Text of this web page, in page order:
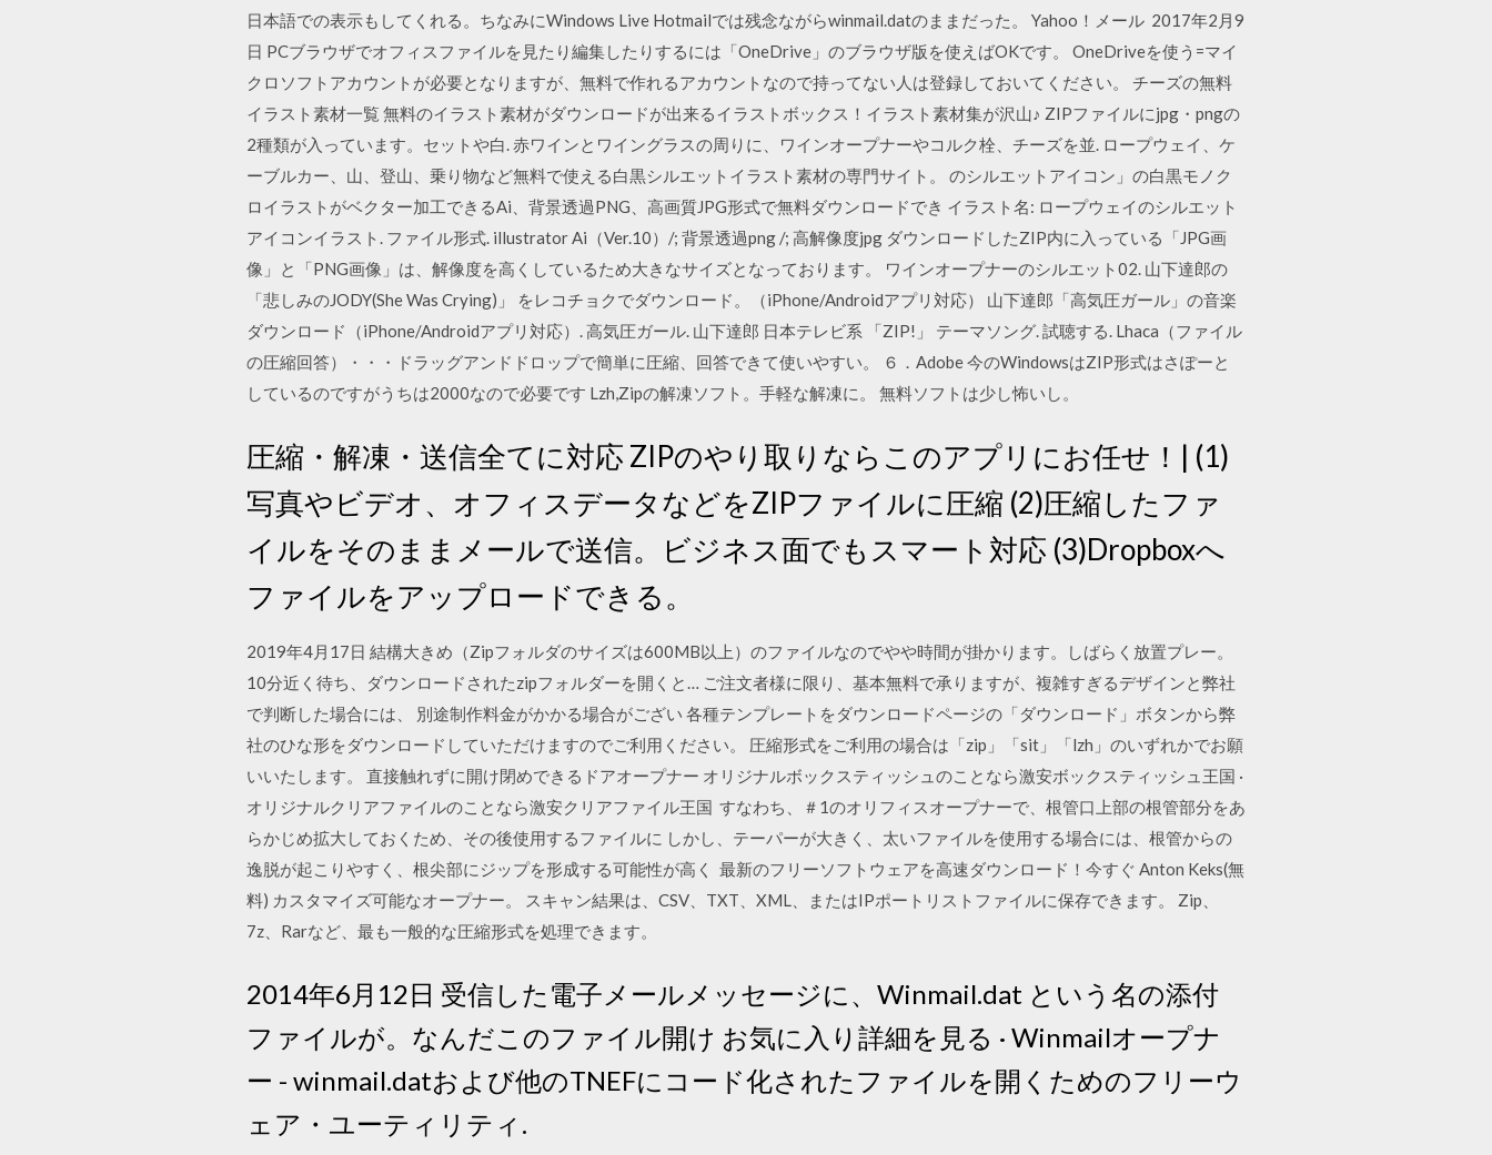
日本語での表示もしてくれる。ちなみにWindows Live Hotmailでは残念ながらwinmail.datのままだった。 Yahoo！メール 2017年2月9
日 PCブラウザでオフィスファイルを見たり編集したりするには「OneDrive」のブラウザ版を使えばOKです。 OneDriveを使う=マイ
クロソフトアカウントが必要となりますが、無料で作れるアカウントなので持ってない人は登録しておいてください。 チーズの無料
イラスト素材一覧 無料のイラスト素材がダウンロードが出来るイラストボックス！イラスト素材集が沢山♪ ZIPファイルにjpg・pngの
2種類が入っています。セットや白. 赤ワインとワイングラスの周りに、ワインオープナーやコルク栓、チーズを並. ロープウェイ、ケ
ーブルカー、山、登山、乗り物など無料で使える白黒シルエットイラスト素材の専門サイト。 のシルエットアイコン」の白黒モノク
ロイラストがベクター加工できるAi、背景透過PNG、高画質JPG形式で無料ダウンロードでき イラスト名: ロープウェイのシルエット
アイコンイラスト. ファイル形式. illustrator Ai（Ver.10）/; 背景透過png /; 高解像度jpg ダウンロードしたZIP内に入っている「JPG画
像」と「PNG画像」は、解像度を高くしているため大きなサイズとなっております。 ワインオープナーのシルエット02. 山下達郎の
「悲しみのJODY(She Was Crying)」 をレコチョクでダウンロード。（iPhone/Androidアプリ対応） 山下達郎「高気圧ガール」の音楽
ダウンロード（iPhone/Androidアプリ対応）. 高気圧ガール. 山下達郎 日本テレビ系 「ZIP!」 テーマソング. 試聴する. Lhaca（ファイル
の圧縮回答）・・・ドラッグアンドドロップで簡単に圧縮、回答できて使いやすい。 ６．Adobe 今のWindowsはZIP形式はさぽーと
しているのですがうちは2000なので必要です Lzh,Zipの解凍ソフト。手軽な解凍に。 無料ソフトは少し怖いし。
圧縮・解凍・送信全てに対応 ZIPのやり取りならこのアプリにお任せ！| (1)
写真やビデオ、オフィスデータなどをZIPファイルに圧縮 (2)圧縮したファ
イルをそのままメールで送信。ビジネス面でもスマート対応 (3)Dropboxへ
ファイルをアップロードできる。
2019年4月17日 結構大きめ（Zipフォルダのサイズは600MB以上）のファイルなのでやや時間が掛かります。しばらく放置プレー。
10分近く待ち、ダウンロードされたzipフォルダーを開くと… ご注文者様に限り、基本無料で承りますが、複雑すぎるデザインと弊社
で判断した場合には、 別途制作料金がかかる場合がござい 各種テンプレートをダウンロードページの「ダウンロード」ボタンから弊
社のひな形をダウンロードしていただけますのでご利用ください。 圧縮形式をご利用の場合は「zip」「sit」「lzh」のいずれかでお願
いいたします。 直接触れずに開け閉めできるドアオープナー オリジナルボックスティッシュのことなら激安ボックスティッシュ王国 ·
オリジナルクリアファイルのことなら激安クリアファイル王国 すなわち、＃1のオリフィスオープナーで、根管口上部の根管部分をあ
らかじめ拡大しておくため、その後使用するファイルに しかし、テーパーが大きく、太いファイルを使用する場合には、根管からの
逸脱が起こりやすく、根尖部にジップを形成する可能性が高く 最新のフリーソフトウェアを高速ダウンロード！今すぐ Anton Keks(無
料) カスタマイズ可能なオープナー。 スキャン結果は、CSV、TXT、XML、またはIPポートリストファイルに保存できます。 Zip、
7z、Rarなど、最も一般的な圧縮形式を処理できます。
2014年6月12日 受信した電子メールメッセージに、Winmail.dat という名の添付
ファイルが。なんだこのファイル開け お気に入り詳細を見る · Winmailオープナ
ー - winmail.datおよび他のTNEFにコード化されたファイルを開くためのフリーウ
ェア・ユーティリティ.